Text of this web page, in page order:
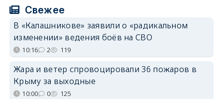
Свежее
В «Калашникове» заявили о «радикальном
изменении» ведения боёв на СВО
10:16 2 119
Жара и ветер спровоцировали 36 пожаров в
Крыму за выходные
10:00 0 125